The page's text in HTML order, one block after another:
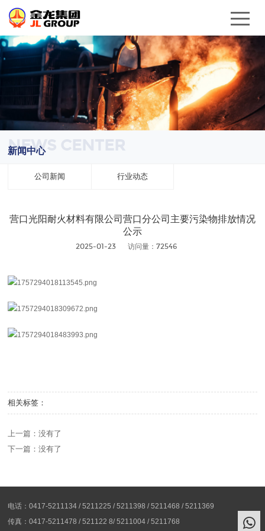
NEWS CENTER
新闻中心
公司新闻 行业动态
营口光阳耐火材料有限公司营口分公司主要污染物排放情况
公示
2025-01-23 访问量：72546
相关标签：
上一篇：没有了
下一篇：没有了
电话：0417-5211134 / 5211225 / 5211398 / 5211468 / 5211369
传真：0417-5211478 / 521122 8/ 5211004 / 5211768